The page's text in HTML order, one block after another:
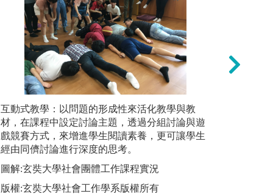
互動式教學：以問題的形成性來活化教學與教
材，在課程中設定討論主題，透過分組討論與遊
戲競賽方式，來增進學生閱讀素養，更可讓學生
經由同儕討論進行深度的思考。
圖解:玄奘大學社會團體工作課程實況
版權:玄奘大學社會工作學系版權所有